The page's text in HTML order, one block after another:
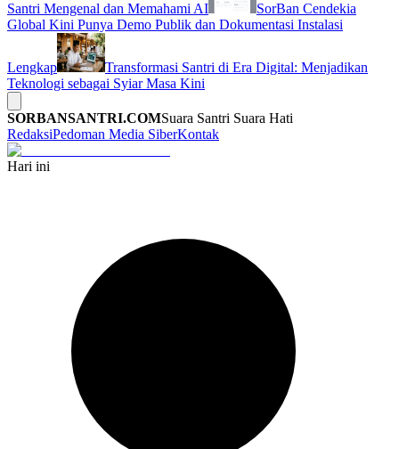
Santri Mengenal dan Memahami AI
SorBan Cendekia
Global Kini Punya Demo Publik dan Dokumentasi Instalasi
Lengkap
Transformasi Santri di Era Digital: Menjadikan
Teknologi sebagai Syiar Masa Kini
SORBANSANTRI.COMSuara Santri Suara Hati
RedaksiPedoman Media SiberKontak
Hari ini